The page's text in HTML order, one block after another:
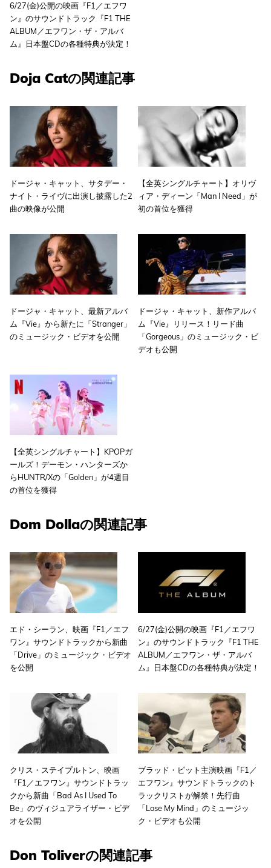
6/27(金)公開の映画『F1／エフワ
ン』のサウンドトラック『F1 THE
ALBUM／エフワン・ザ・アルバ
ム』日本盤CDの各種特典が決定！
Doja Catの関連記事
ドージャ・キャット、サタデー・
ナイト・ライヴに出演し披露した2
曲の映像が公開
【全英シングルチャート】オリヴ
ィア・ディーン「Man I Need」が
初の首位を獲得
ドージャ・キャット、最新アルバ
ム『Vie』から新たに「Stranger」
のミュージック・ビデオを公開
ドージャ・キャット、新作アルバ
ム『Vie』リリース！リード曲
「Gorgeous」のミュージック・ビ
デオも公開
【全英シングルチャート】KPOPガ
ールズ！デーモン・ハンターズか
らHUNTR/Xの「Golden」が4週目
の首位を獲得
Dom Dollaの関連記事
エド・シーラン、映画『F1／エフ
ワン』サウンドトラックから新曲
「Drive」のミュージック・ビデオ
を公開
6/27(金)公開の映画『F1／エフワ
ン』のサウンドトラック『F1 THE
ALBUM／エフワン・ザ・アルバ
ム』日本盤CDの各種特典が決定！
クリス・ステイプルトン、映画
『F1／エフワン』サウンドトラッ
クから新曲「Bad As I Used To
Be」のヴィジュアライザー・ビデ
オを公開
ブラッド・ピット主演映画『F1／
エフワン』サウンドトラックのト
ラックリストが解禁！先行曲
「Lose My Mind」のミュージッ
ク・ビデオも公開
Don Toliverの関連記事